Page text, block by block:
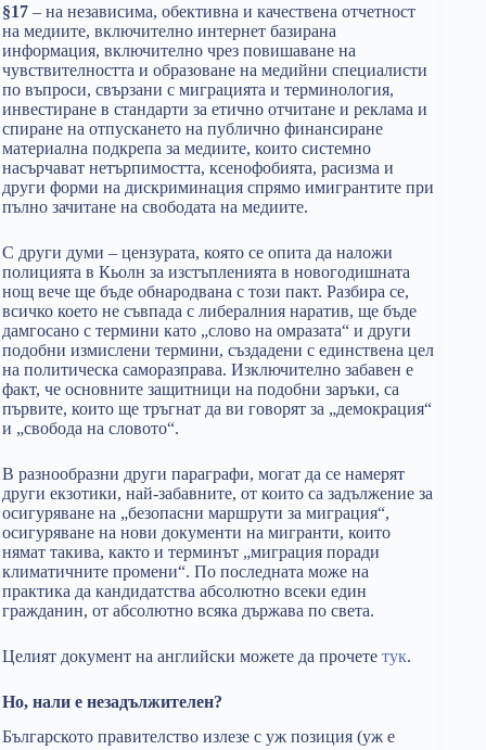
§17 – на независима, обективна и качествена отчетност
на медиите, включително интернет базирана
информация, включително чрез повишаване на
чувствителността и образоване на медийни специалисти
по въпроси, свързани с миграцията и терминология,
инвестиране в стандарти за етично отчитане и реклама и
спиране на отпускането на публично финансиране
материална подкрепа за медиите, които системно
насърчават нетърпимостта, ксенофобията, расизма и
други форми на дискриминация спрямо имигрантите при
пълно зачитане на свободата на медиите.
С други думи – цензурата, която се опита да наложи
полицията в Кьолн за изстъпленията в новогодишната
нощ вече ще бъде обнародвана с този пакт. Разбира се,
всичко което не съвпада с либералния наратив, ще бъде
дамгосано с термини като „слово на омразата“ и други
подобни измислени термини, създадени с единствена цел
на политическа саморазправа. Изключително забавен е
факт, че основните защитници на подобни заръки, са
първите, които ще тръгнат да ви говорят за „демокрация“
и „свобода на словото“.
В разнообразни други параграфи, могат да се намерят
други екзотики, най-забавните, от които са задължение за
осигуряване на „безопасни маршрути за миграция“,
осигуряване на нови документи на мигранти, които
нямат такива, както и терминът „миграция поради
климатичните промени“. По последната може на
практика да кандидатства абсолютно всеки един
гражданин, от абсолютно всяка държава по света.
Целият документ на английски можете да прочете тук.
Но, нали е незадължителен?
Българското правителство излезе с уж позиция (уж е